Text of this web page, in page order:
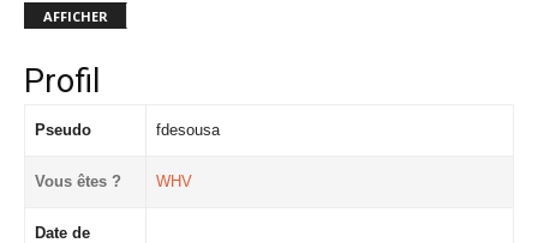
AFFICHER
Profil
Pseudo fdesousa
Vous êtes ? WHV
Date de